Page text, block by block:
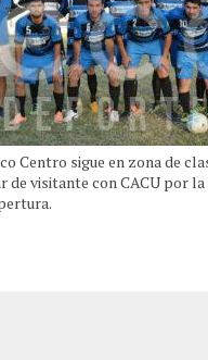
Centro sigue en zona de
de visitante con CACU por